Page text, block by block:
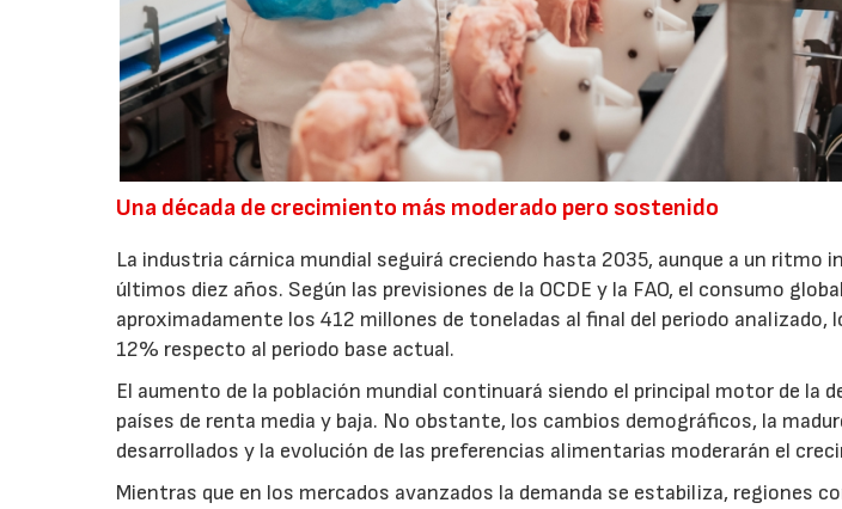
Una década de crecimiento más moderado pero sostenido
La industria cárnica mundial seguirá creciendo hasta 2035, aunque a un ritmo
últimos diez años. Según las previsiones de la OCDE y la FAO, el consumo
aproximadamente los 412 millones de toneladas al final del periodo analizado,
12% respecto al periodo base actual.
El aumento de la población mundial continuará siendo el principal motor de la
países de renta media y baja. No obstante, los cambios demográficos, la
desarrollados y la evolución de las preferencias alimentarias moderarán el
Mientras que en los mercados avanzados la demanda se estabiliza, regiones